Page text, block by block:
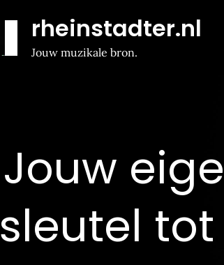
rheinstadter.nl
Jouw muzikale bron.
Jouw
sleutel